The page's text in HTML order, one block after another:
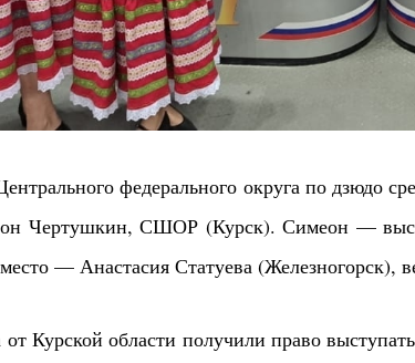
федерального округа по дзюдо
Чертушкин, СШОР (Курск). Симеон —
— Анастасия Статуева (Железногорск),
Курской области получили право